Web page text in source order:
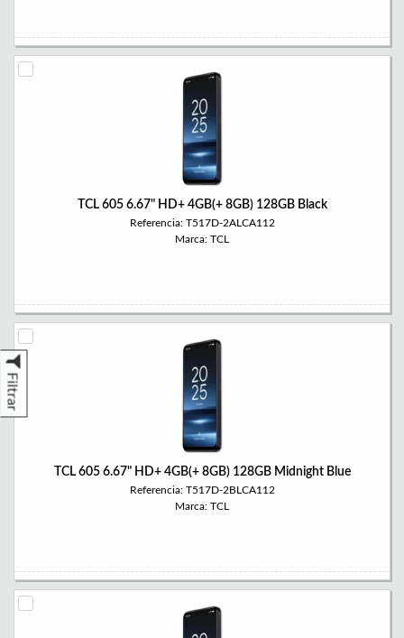
Filtrar
TCL 605 6.67" HD+ 4GB(+ 8GB) 128GB Black
Referencia: T517D-2ALCA112
Marca: TCL
TCL 605 6.67" HD+ 4GB(+ 8GB) 128GB Midnight Blue
Referencia: T517D-2BLCA112
Marca: TCL